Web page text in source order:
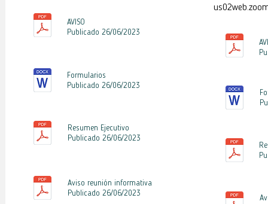
AVISO
Publicado 26/06/2023
Formularios
Publicado 26/06/2023
Resumen Ejecutivo
Publicado 26/06/2023
Aviso reunión informativa
Publicado 26/06/2023